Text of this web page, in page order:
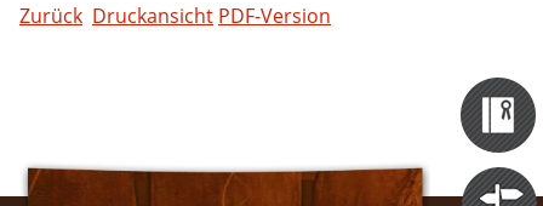
Themen
Portale
Zurück Druckansicht PDF-Version